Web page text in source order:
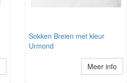
Sokken Breien met kleur
Urmond
Meer info